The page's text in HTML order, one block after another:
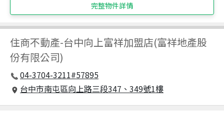
完整物件詳情
住商不動產-台中向上富祥加盟店(富祥地產股
份有限公司)
04-3704-3211#57895
台中市南屯區向上路三段347、349號1樓